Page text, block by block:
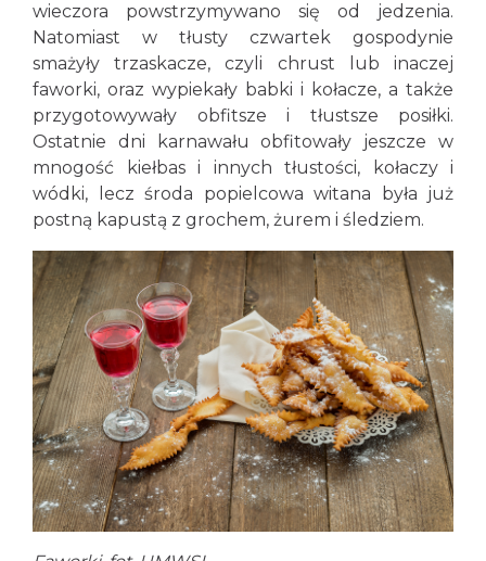
wieczora powstrzymywano się od jedzenia.
Natomiast w tłusty czwartek gospodynie
smażyły trzaskacze, czyli chrust lub inaczej
faworki, oraz wypiekały babki i kołacze, a także
przygotowywały obfitsze i tłustsze posiłki.
Ostatnie dni karnawału obfitowały jeszcze w
mnogość kiełbas i innych tłustości, kołaczy i
wódki, lecz środa popielcowa witana była już
postną kapustą z grochem, żurem i śledziem.